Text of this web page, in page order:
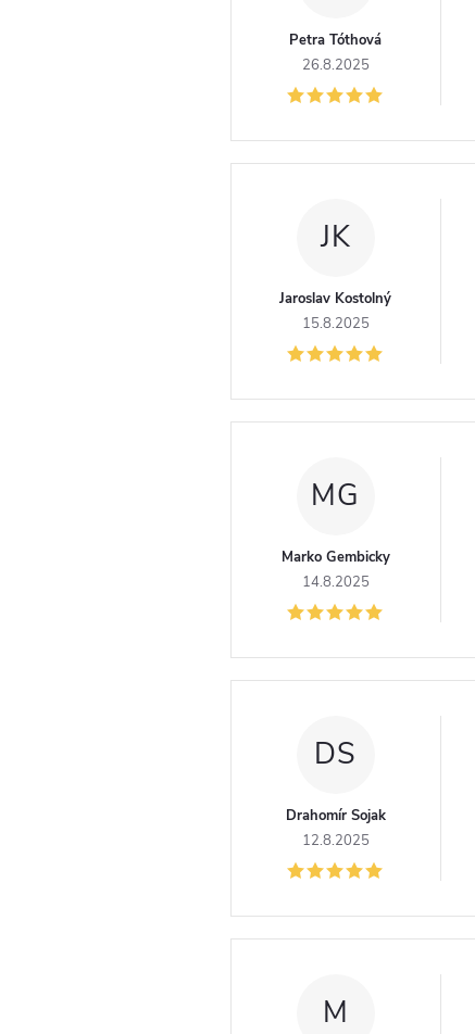
Petra Tóthová
26.8.2025
JK
Jaroslav Kostolný
15.8.2025
MG
Marko Gembicky
14.8.2025
DS
Drahomír Sojak
12.8.2025
M